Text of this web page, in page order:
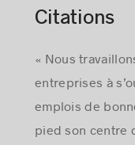
Citations
« Nous
entreprises à
emplois de
pied son centre